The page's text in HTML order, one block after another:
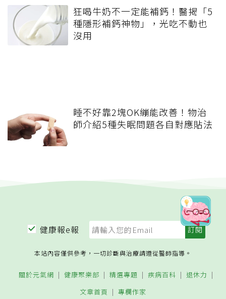
狂喝牛奶不一定能補鈣！醫揭「5
種隱形補鈣神物」，光吃不動也
沒用
睡不好靠2塊OK繃能改善！物治
師介紹5種失眠問題各自對應貼法
健康報e報
本站內容僅供參考，一切診斷與治療請遵從醫師指導。
關於元氣網 健康聚樂部 精選專題 疾病百科
退休力
文章首頁
專欄作家